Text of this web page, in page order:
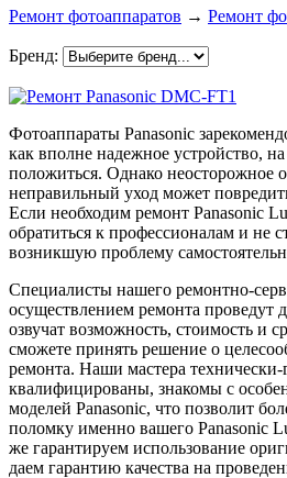
Ремонт фотоаппаратов → Ремонт
Бренд:
Фотоаппараты Panasonic
как вполне надежное устройство,
положиться. Однако неосторожное
неправильный уход может
Если необходим ремонт Panasonic
обратиться к профессионалам и не
возникшую проблему
Специалисты нашего ремонтно-
осуществлением ремонта проведут
озвучат возможность, стоимость и
сможете принять решение о
ремонта. Наши мастера
квалифицированы, знакомы с
моделей Panasonic, что позволит
поломку именно вашего Panasonic
же гарантируем использование
даем гарантию качества на